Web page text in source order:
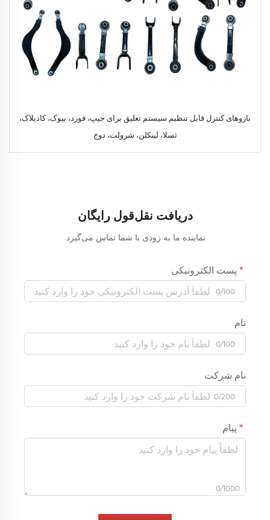
بازوهای کنترل قابل تنظیم سیستم تعلیق برای جیپ، فورد، بیوک، کادیلاک،
تسلا، لینکلن، شرولت، دوج
دریافت نقل‌قول رایگان
نماینده ما به زودی با شما تماس می‌گیرد.
پست الکترونیکی
0/100
نام
0/100
نام شرکت
0/200
پیام
0/1000